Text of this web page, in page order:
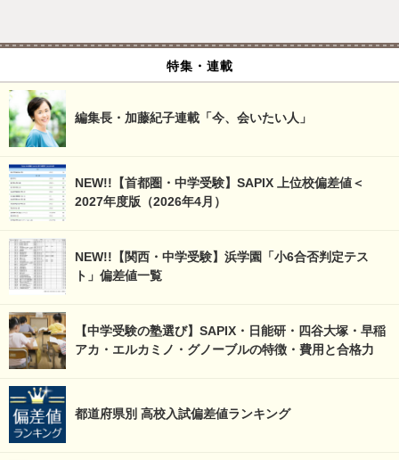
特集・連載
編集長・加藤紀子連載「今、会いたい人」
NEW!!【首都圏・中学受験】SAPIX 上位校偏差値＜
2027年度版（2026年4月）
NEW!!【関西・中学受験】浜学園「小6合否判定テス
ト」偏差値一覧
【中学受験の塾選び】SAPIX・日能研・四谷大塚・早稲
アカ・エルカミノ・グノーブルの特徴・費用と合格力
都道府県別 高校入試偏差値ランキング